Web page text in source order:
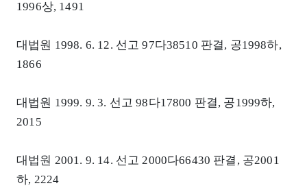
1996상, 1491
대법원 1998. 6. 12. 선고 97다38510 판결, 공1998하,
1866
대법원 1999. 9. 3. 선고 98다17800 판결, 공1999하,
2015
대법원 2001. 9. 14. 선고 2000다66430 판결, 공2001
하, 2224